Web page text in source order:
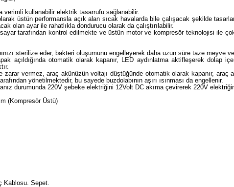
kullanabilir elektrik tasarrufu sağlanabilir.
üstün performansla açık alan sıcak havalarda bile çalışacak şekilde
olan ayar ile rahatlıkla dondurucu olarak da çalıştırılabilir.
tarafından kontrol edilmekte ve üstün motor ve kompresör teknolojisi ile
sterilize eder, bakteri oluşumunu engelleyerek daha uzun süre taze meyve
açıldığında otomatik olarak kapanır, LED aydınlatma aktifleşerek dolap
vermez, araç akünüzün voltajı düştüğünde otomatik olarak kapanır, araç
yönetilmektedir, bu sayede buzdolabının aşırı ısınması da engellenir.
durumunda 220V şebeke elektriğini 12Volt DC akıma çevirerek 220V
(Kompresör Üstü)
Kablosu. Sepet.